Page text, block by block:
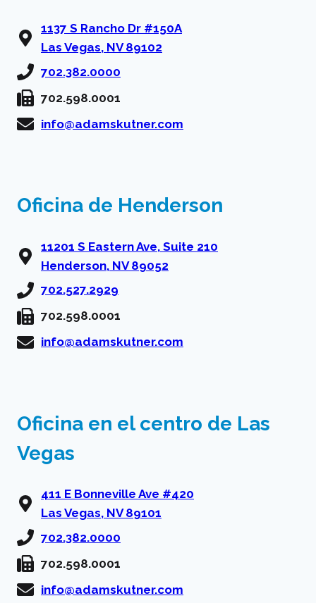
Nevada
1137 S Rancho Dr #150A
Las Vegas, NV 89102
702.382.0000
702.598.0001
info@adamskutner.com
Oficina de Henderson
11201 S Eastern Ave, Suite 210
Henderson, NV 89052
702.527.2929
702.598.0001
info@adamskutner.com
Oficina en el centro de Las
Vegas
411 E Bonneville Ave #420
Las Vegas, NV 89101
702.382.0000
702.598.0001
info@adamskutner.com